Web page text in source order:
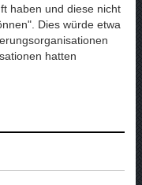
haben und diese nicht
Dies würde etwa
hatten